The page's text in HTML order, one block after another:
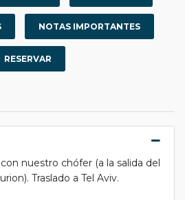
NOTAS IMPORTANTES
RESERVAR
nuestro chófer (a la salida del
Traslado a Tel Aviv.